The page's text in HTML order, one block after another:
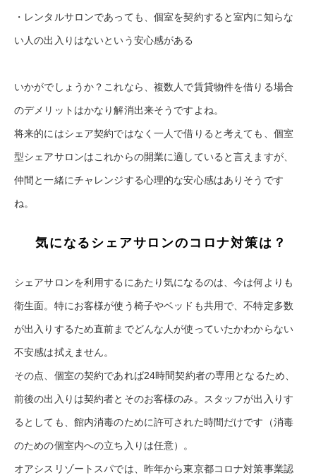
・レンタルサロンであっても、個室を契約すると室内に知らな
い人の出入りはないという安心感がある
いかがでしょうか？これなら、複数人で賃貸物件を借りる場合
のデメリットはかなり解消出来そうですよね。
将来的にはシェア契約ではなく一人で借りると考えても、個室
型シェアサロンはこれからの開業に適していると言えますが、
仲間と一緒にチャレンジする心理的な安心感はありそうです
ね。
気になるシェアサロンのコロナ対策は？
シェアサロンを利用するにあたり気になるのは、今は何よりも
衛生面。特にお客様が使う椅子やベッドも共用で、不特定多数
が出入りするため直前までどんな人が使っていたかわからない
不安感は拭えません。
その点、個室の契約であれば24時間契約者の専用となるため、
前後の出入りは契約者とそのお客様のみ。スタッフが出入りす
るとしても、館内消毒のために許可された時間だけです（消毒
のための個室内への立ち入りは任意）。
オアシスリゾートスパでは、昨年から東京都コロナ対策事業認